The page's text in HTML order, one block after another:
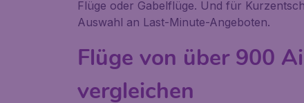
Flüge oder Gabelflüge. Und für
Auswahl an Last-Minute-Angeboten.
Flüge von über 900
vergleichen